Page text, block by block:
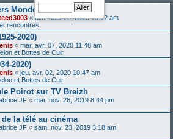
Monde des Avengers
«dim. août 20, 2023 10:12 am
rencontres
2020)
« mar. avr. 07, 2020 11:48 am
et Bottes de Cuir
2020)
« jeu. avr. 02, 2020 10:47 am
et Bottes de Cuir
Poirot sur TV Breizh
JF « mar. nov. 26, 2019 8:44 pm
la télé au cinéma
JF « sam. nov. 23, 2019 3:18 am